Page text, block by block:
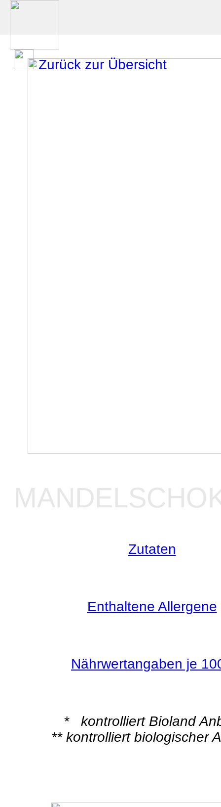
Zurück zur Übersicht
Zutaten
Enthaltene Allergene
Nährwertangaben je
* kontrolliert Bioland
** kontrolliert biologischer